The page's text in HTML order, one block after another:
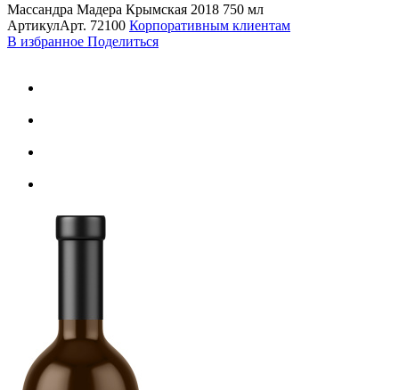
Массандра Мадера Крымская 2018 750 мл
АртикулАрт. 72100 Корпоративным клиентам
В избранное Поделиться